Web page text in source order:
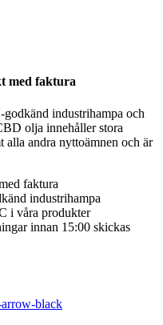
med faktura
industrihampa och
olja innehåller stora
alla andra nyttoämnen och är
faktura
industrihampa
i våra produkter
innan 15:00 skickas